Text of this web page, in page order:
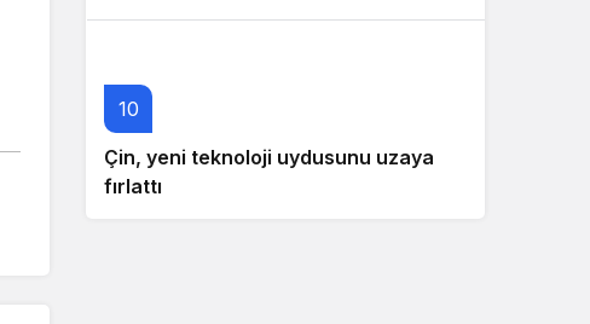
10
Çin, yeni teknoloji uydusunu uzaya
fırlattı